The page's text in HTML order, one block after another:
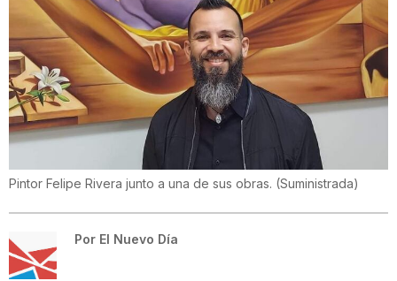
Pintor Felipe Rivera junto a una de sus obras. (Suministrada)
Por El Nuevo Día